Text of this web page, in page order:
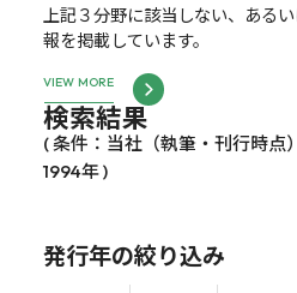
上記３分野に該当しない、ある
報を掲載しています。
VIEW MORE
検索結果
( 条件：当社（執筆・刊行時点
1994年 )
発行年の絞り込み